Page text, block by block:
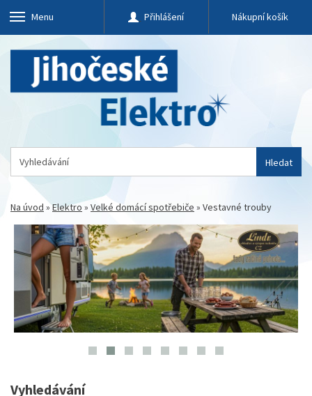
Menu Přihlášení Nákupní košík
Hledat
Na úvod »Elektro » Velké domácí spotřebiče » Vestavné trouby
Vyhledávání